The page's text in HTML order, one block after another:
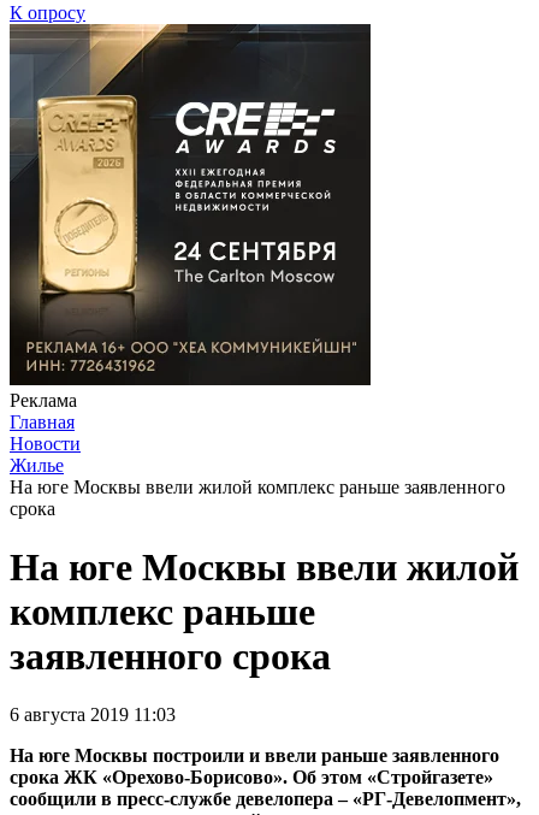
К опросу
Реклама
Главная
Новости
Жилье
На юге Москвы ввели жилой комплекс раньше заявленного
срока
На юге Москвы ввели жилой
комплекс раньше
заявленного срока
6 августа 2019 11:03
На юге Москвы построили и ввели раньше заявленного
срока ЖК «Орехово-Борисово». Об этом «Стройгазете»
сообщили в пресс-службе девелопера – «РГ-Девелопмент»,